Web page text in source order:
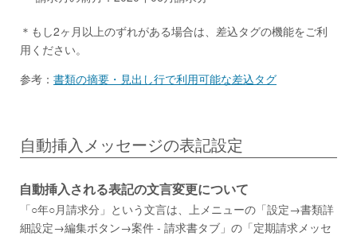
＊もし2ヶ月以上のずれがある場合は、差込タグの機能をご利
用ください。
参考： 書類の摘要・見出し行で利用可能な差込タグ
自動挿入メッセージの表記設定
自動挿入される表記の文言変更について
「○年○月請求分」という文言は、上メニューの「設定→書類詳
細設定→編集ボタン→案件 - 請求書タブ」の「定期請求メッセ